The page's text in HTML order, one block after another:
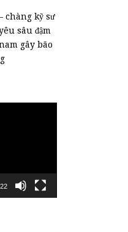
chàng kỹ sư
sâu đậm
gây bão